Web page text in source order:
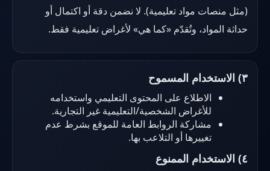
(مثل منصات مواد تعليمية). لا نضمن دقة أو اكتمال أو
حداثة المواد، وتُقدّم «كما هي» لأغراض تعليمية فقط.
٣) الاستخدام المسموح
الاطلاع على المحتوى التعليمي واستخدامه
للأغراض الشخصية/التعليمية غير التجارية.
مشاركة الروابط العامة للموقع بشرط عدم
تغييرها أو التلاعب بها.
٤) الاستخدام الممنوع